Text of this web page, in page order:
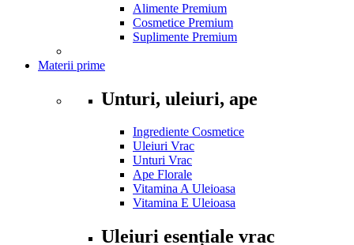
Alimente Premium
Cosmetice Premium
Suplimente Premium
Materii prime
Unturi, uleiuri, ape
Ingrediente Cosmetice
Uleiuri Vrac
Unturi Vrac
Ape Florale
Vitamina A Uleioasa
Vitamina E Uleioasa
Uleiuri esențiale vrac